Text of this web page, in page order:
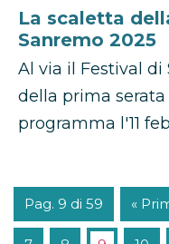
La scaletta
Sanremo 2025
Al via il Festival di
della prima
programma l'11
Pag. 9 di 59 «